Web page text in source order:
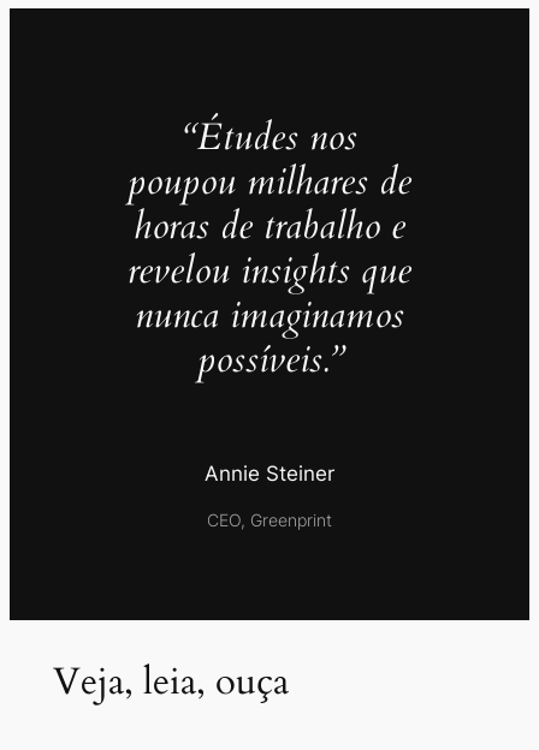
“Études nos
poupou milhares de
horas de trabalho e
revelou insights que
nunca imaginamos
possíveis.”
Annie Steiner
CEO, Greenprint
Veja, leia, ouça